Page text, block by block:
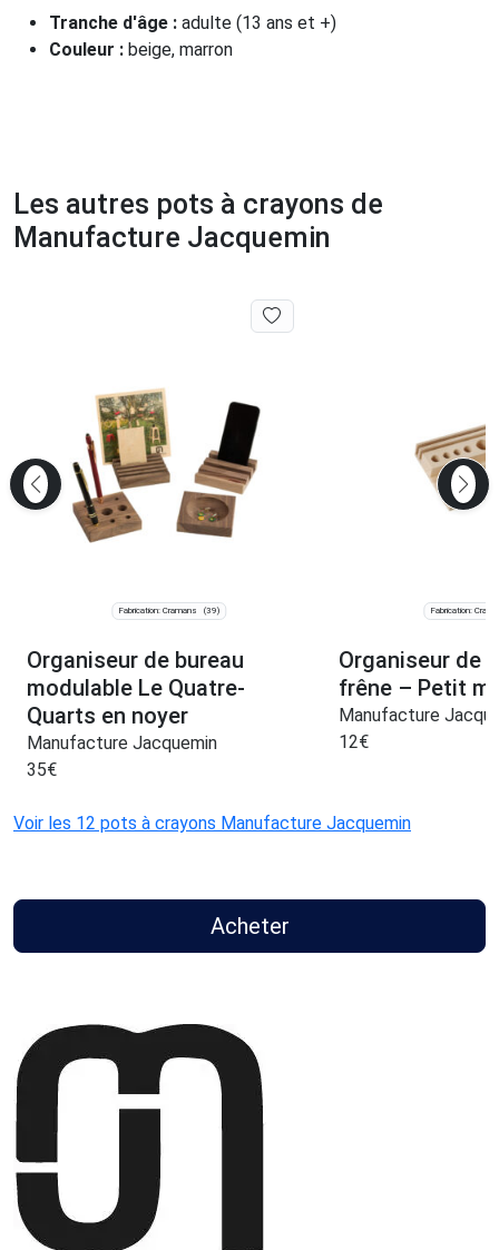
Tranche d'âge : adulte (13 ans et +)
Couleur : beige, marron
Les autres pots à crayons de
Manufacture Jacquemin
Fabrication: Cramans (39)
Organiseur de bureau
modulable Le Quatre-
Quarts en noyer
Manufacture Jacquemin
35€
Fabrication:
Organiseur de
frêne – Petit
Manufacture
12€
Voir les 12 pots à crayons Manufacture Jacquemin
Acheter